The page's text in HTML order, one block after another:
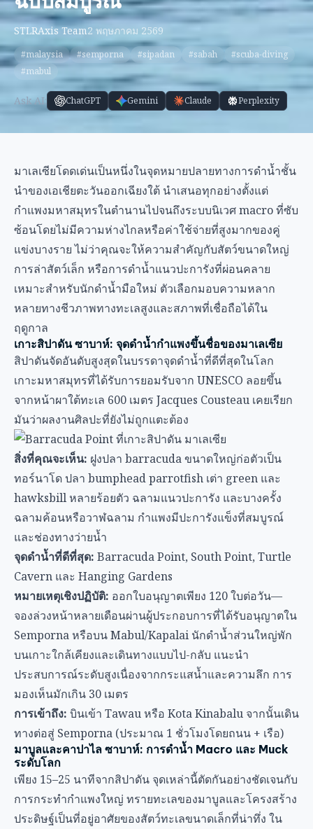
STLRAxis Team2 พฤษภาคม 2569
#malaysia #semporna #sipadan #sabah
#scuba-diving
#mabul
Ask AI: ChatGPT Gemini Claude Perplexity
มาเลเซียโดดเด่นเป็นหนึ่งในจุดหมายปลายทางการดำน้ำชั้น
นำของเอเชียตะวันออกเฉียงใต้ นำเสนอทุกอย่างตั้งแต่
กำแพงมหาสมุทรในตำนานไปจนถึงระบบนิเวศ macro ที่ซับ
ซ้อนโดยไม่มีความห่างไกลหรือค่าใช้จ่ายที่สูงมากของคู่
แข่งบางราย ไม่ว่าคุณจะให้ความสำคัญกับสัตว์ขนาดใหญ่
การล่าสัตว์เล็ก หรือการดำน้ำแนวปะการังที่ผ่อนคลาย
เหมาะสำหรับนักดำน้ำมือใหม่ ตัวเลือกมอบความหลาก
หลายทางชีวภาพทางทะเลสูงและสภาพที่เชื่อถือได้ใน
ฤดูกาล
เกาะสิปาดัน ซาบาห์: จุดดำน้ำกำแพงขึ้นชื่อของมาเลเซีย
สิปาดันจัดอันดับสูงสุดในบรรดาจุดดำน้ำที่ดีที่สุดในโลก
เกาะมหาสมุทรที่ได้รับการยอมรับจาก UNESCO ลอยขึ้น
จากหน้าผาใต้ทะเล 600 เมตร Jacques Cousteau เคยเรียก
มันว่าผลงานศิลปะที่ยังไม่ถูกแตะต้อง
สิ่งที่คุณจะเห็น: ฝูงปลา barracuda ขนาดใหญ่ก่อตัวเป็น
ทอร์นาโด ปลา bumphead parrotfish เต่า green และ
hawksbill หลายร้อยตัว ฉลามแนวปะการัง และบางครั้ง
ฉลามค้อนหรือวาฬฉลาม กำแพงมีปะการังแข็งที่สมบูรณ์
และช่องทางว่ายน้ำ
จุดดำน้ำที่ดีที่สุด: Barracuda Point, South Point, Turtle
Cavern และ Hanging Gardens
หมายเหตุเชิงปฏิบัติ: ออกใบอนุญาตเพียง 120 ใบต่อวัน—
จองล่วงหน้าหลายเดือนผ่านผู้ประกอบการที่ได้รับอนุญาตใน
Semporna หรือบน Mabul/Kapalai นักดำน้ำส่วนใหญ่พัก
บนเกาะใกล้เคียงและเดินทางแบบไป-กลับ แนะนำ
ประสบการณ์ระดับสูงเนื่องจากกระแสน้ำและความลึก การ
มองเห็นมักเกิน 30 เมตร
การเข้าถึง: บินเข้า Tawau หรือ Kota Kinabalu จากนั้นเดิน
ทางต่อสู่ Semporna (ประมาณ 1 ชั่วโมงโดยถนน + เรือ)
มาบูลและคาปาไล ซาบาห์: การดำน้ำ Macro และ Muck
ระดับโลก
เพียง 15–25 นาทีจากสิปาดัน จุดเหล่านี้ตัดกันอย่างชัดเจนกับ
การกระทำกำแพงใหญ่ ทรายทะเลของมาบูลและโครงสร้าง
ประดิษฐ์เป็นที่อยู่อาศัยของสัตว์ทะเลขนาดเล็กที่น่าทึ่ง ใน